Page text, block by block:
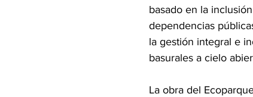
basado en la
dependencias
la gestión integral e
basurales a cielo
La obra del